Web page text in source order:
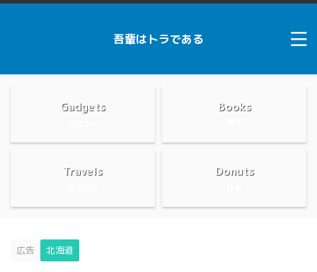
吾輩はトラである
Gadgets Books
Travels Donuts
広告 北海道